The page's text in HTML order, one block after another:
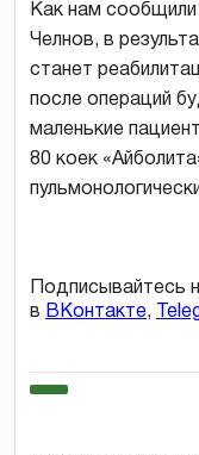
Как нам сообщили
Челнов, в
станет
после операций
маленькие
80 коек
Подписывайтесь
в ВКонтакте,